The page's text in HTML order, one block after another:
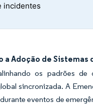
incidentes
Adoção de
os padrões
sincronizada. A
eventos de